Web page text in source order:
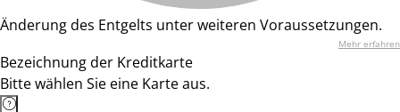
Änderung des Entgelts unter weiteren Voraussetzungen.
Mehr erfahren
Bezeichnung der Kreditkarte
Bitte wählen Sie eine Karte aus.